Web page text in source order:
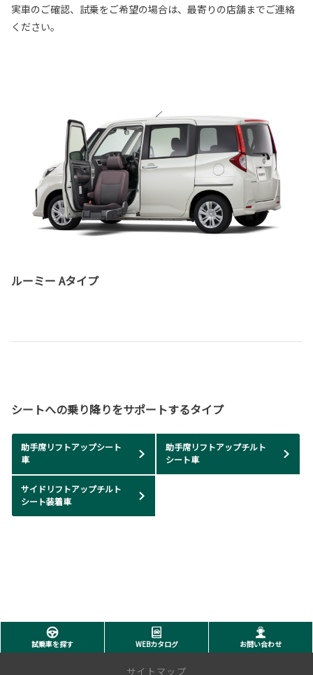
実車のご確認、試乗をご希望の場合は、最寄りの店舗までご連絡
ください。
ルーミー Aタイプ
シートへの乗り降りをサポートするタイプ
助手席リフトアップシート
車
助手席リフトアップチルト
シート車
サイドリフトアップチルト
シート装着車
試乗車を探す WEBカタログ お問い合わせ
サイトマップ